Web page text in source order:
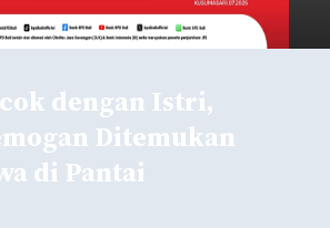
dengan Istri,
Ditemukan
di Pantai